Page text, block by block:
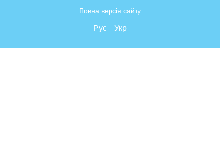
Повна версія сайту
Рус Укр